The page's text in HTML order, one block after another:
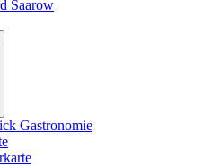
Saarow
Gastronomie